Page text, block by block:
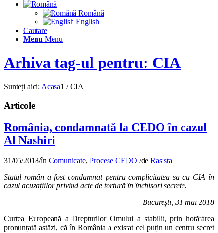
Română
English
Cautare
Menu Menu
Arhiva tag-ul pentru: CIA
Sunteți aici: Acasa1 / CIA
Articole
România, condamnată la CEDO în cazul
Al Nashiri
31/05/2018/în Comunicate, Procese CEDO /de Rasista
Statul român a fost condamnat pentru complicitatea sa cu CIA în
cazul acuzațiilor privind acte de tortură în închisori secrete.
București, 31 mai 2018
Curtea Europeană a Drepturilor Omului a stabilit, prin hotărârea
pronunțată astăzi, că în România a existat cel puțin un centru secret